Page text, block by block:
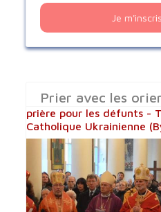
Je m'inscris
Prier avec les
prière pour les défunts -
Catholique Ukrainienne